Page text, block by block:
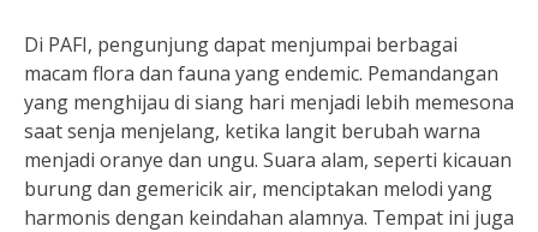
Di PAFI, pengunjung dapat menjumpai berbagai
macam flora dan fauna yang endemic. Pemandangan
yang menghijau di siang hari menjadi lebih memesona
saat senja menjelang, ketika langit berubah warna
menjadi oranye dan ungu. Suara alam, seperti kicauan
burung dan gemericik air, menciptakan melodi yang
harmonis dengan keindahan alamnya. Tempat ini juga